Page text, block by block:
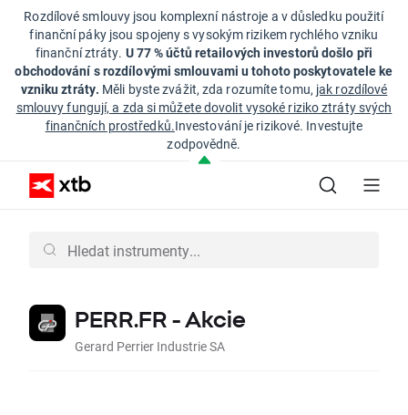
Rozdílové smlouvy jsou komplexní nástroje a v důsledku použití
finanční páky jsou spojeny s vysokým rizikem rychlého vzniku
finanční ztráty. U 77 % účtů retailových investorů došlo při
obchodování s rozdílovými smlouvami u tohoto poskytovatele ke
vzniku ztráty. Měli byste zvážit, zda rozumíte tomu, jak rozdílové
smlouvy fungují, a zda si můžete dovolit vysoké riziko ztráty svých
finančních prostředků.Investování je rizikové. Investujte
zodpovědně.
PERR.FR - Akcie
Gerard Perrier Industrie SA